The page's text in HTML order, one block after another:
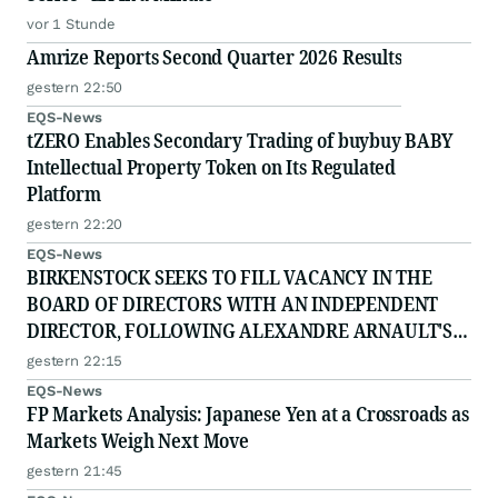
vor 1 Stunde
Amrize Reports Second Quarter 2026 Results
gestern 22:50
EQS-News
tZERO Enables Secondary Trading of buybuy BABY
Intellectual Property Token on Its Regulated
Platform
gestern 22:20
EQS-News
BIRKENSTOCK SEEKS TO FILL VACANCY IN THE
BOARD OF DIRECTORS WITH AN INDEPENDENT
DIRECTOR, FOLLOWING ALEXANDRE ARNAULT'S
RESIGNATION DUE TO PROFESSIONAL
COMMITTMENTS
gestern 22:15
EQS-News
FP Markets Analysis: Japanese Yen at a Crossroads as
Markets Weigh Next Move
gestern 21:45